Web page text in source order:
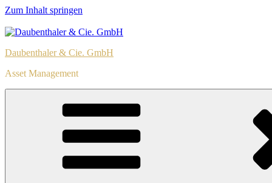
Zum Inhalt springen
Daubenthaler & Cie. GmbH
Asset Management